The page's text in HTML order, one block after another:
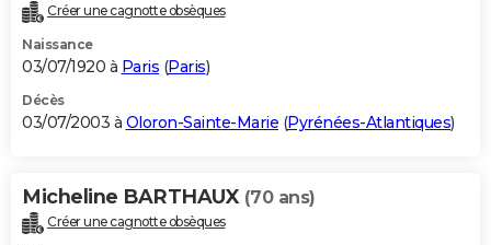
Créer une cagnotte obsèques
Naissance
03/07/1920 à Paris (Paris)
Décès
03/07/2003 à Oloron-Sainte-Marie (Pyrénées-Atlantiques)
Micheline BARTHAUX (70 ans)
Créer une cagnotte obsèques